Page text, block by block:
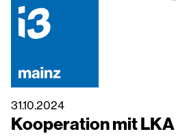
31.10.2024
Kooperation mit